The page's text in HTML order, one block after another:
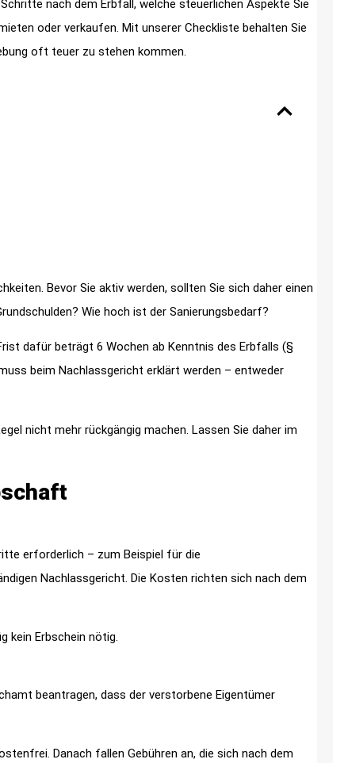
nach dem Erbfall, welche steuerlichen Aspekte Sie
oder verkaufen. Mit unserer Checkliste behalten Sie
oft teuer zu stehen kommen.
Bevor Sie aktiv werden, sollten Sie sich daher einen
Wie hoch ist der Sanierungsbedarf?
dafür beträgt 6 Wochen ab Kenntnis des Erbfalls (§
beim Nachlassgericht erklärt werden – entweder
nicht mehr rückgängig machen. Lassen Sie daher im
erforderlich – zum Beispiel für die
Nachlassgericht. Die Kosten richten sich nach dem
kein Erbschein nötig.
beantragen, dass der verstorbene Eigentümer
Danach fallen Gebühren an, die sich nach dem